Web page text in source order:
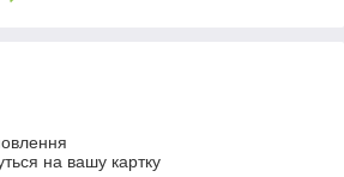
на вашу картку